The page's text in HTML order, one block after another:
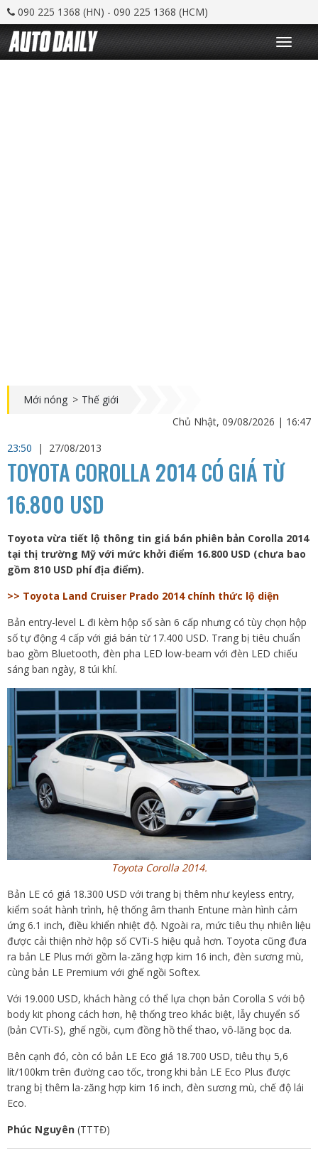
090 225 1368 (HN) - 090 225 1368 (HCM)
T
o
g
Mới nóng > Thế giới
Chủ Nhật, 09/08/2026 | 16:47
23:50
| 27/08/2013
TOYOTA COROLLA 2014 CÓ GIÁ TỪ
16.800 USD
Toyota vừa tiết lộ thông tin giá bán phiên bản Corolla 2014
tại thị trường Mỹ với mức khởi điểm 16.800 USD (chưa bao
gồm 810 USD phí địa điểm).
>> Toyota Land Cruiser Prado 2014 chính thức lộ diện
Bản entry-level L đi kèm hộp số sàn 6 cấp nhưng có tùy chọn hộp
số tự động 4 cấp với giá bán từ 17.400 USD. Trang bị tiêu chuẩn
bao gồm Bluetooth, đèn pha LED low-beam với đèn LED chiếu
sáng ban ngày, 8 túi khí.
Toyota Corolla 2014.
Bản LE có giá 18.300 USD với trang bị thêm như keyless entry,
kiểm soát hành trình, hệ thống âm thanh Entune màn hình cảm
ứng 6.1 inch, điều khiển nhiệt độ. Ngoài ra, mức tiêu thụ nhiên liệu
được cải thiện nhờ hộp số CVTi-S hiệu quả hơn. Toyota cũng đưa
ra bản LE Plus mới gồm la-zăng hợp kim 16 inch, đèn sương mù,
cùng bản LE Premium với ghế ngồi Softex.
Với 19.000 USD, khách hàng có thể lựa chọn bản Corolla S với bộ
body kit phong cách hơn, hệ thống treo khác biệt, lẫy chuyển số
(bản CVTi-S), ghế ngồi, cụm đồng hồ thể thao, vô-lăng bọc da.
Bên cạnh đó, còn có bản LE Eco giá 18.700 USD, tiêu thụ 5,6
lít/100km trên đường cao tốc, trong khi bản LE Eco Plus được
trang bị thêm la-zăng hợp kim 16 inch, đèn sương mù, chế độ lái
Eco.
Phúc Nguyên (TTTĐ)